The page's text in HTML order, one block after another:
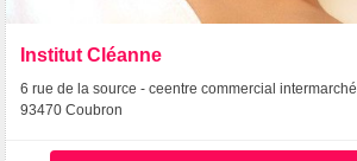
Institut Cléanne
6 rue de la source - ceentre commercial intermarché
93470 Coubron